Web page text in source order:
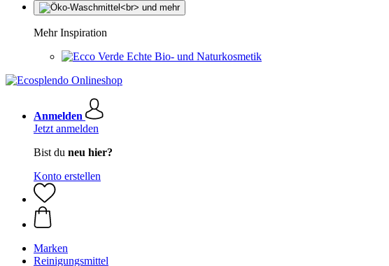
Mehr Inspiration
Echte Bio- und Naturkosmetik
Anmelden
Jetzt anmelden
Bist du neu hier?
Konto erstellen
Marken
Reinigungsmittel